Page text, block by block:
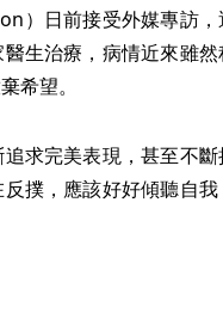
）日前接受外媒專訪，
生治療，病情近來雖
希望。
求完美表現，甚至不
撲，應該好好傾聽自